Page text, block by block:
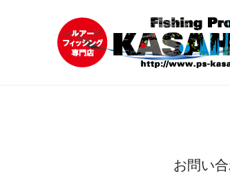
お問い